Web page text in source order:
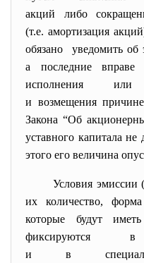
акций либо
(т.е. амортизация
обязано уведомить об
а последние вправе
исполнения или
и возмещения
Закона “Об
уставного капитала не
этого его величина
Условия эмиссии
их количество,
которые будут
фиксируются
и в